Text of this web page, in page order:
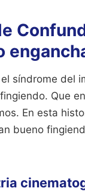
síndrome del
Que
En esta
bueno